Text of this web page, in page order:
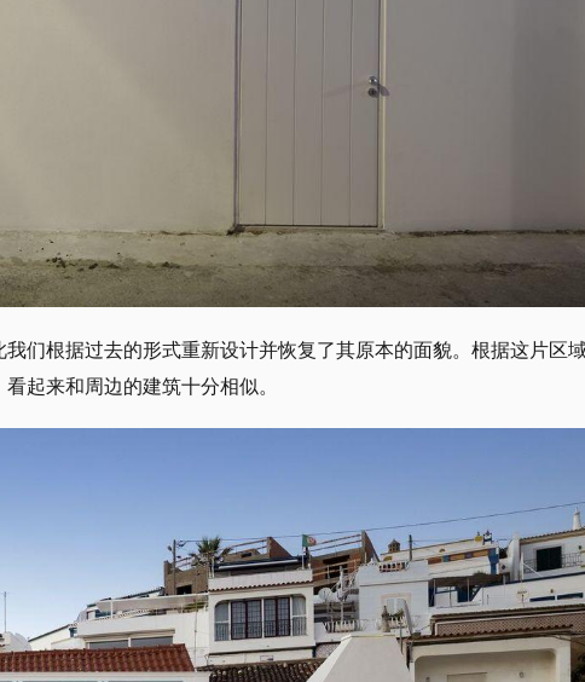
们根据过去的形式重新设计并恢复了其原本的面貌。根据这片区
起来和周边的建筑十分相似。